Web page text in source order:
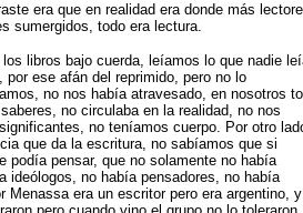
era que en realidad era donde más
sumergidos, todo era lectura.
libros bajo cuerda, leíamos lo que nadie
por ese afán del reprimido, pero no lo
no nos había atravesado, en nosotros
no circulaba en la realidad, no nos
no teníamos cuerpo. Por otro
que da la escritura, no sabíamos que si
podía pensar, que no solamente no había
ideólogos, no había pensadores, no había
Menassa era un escritor pero era argentino, y